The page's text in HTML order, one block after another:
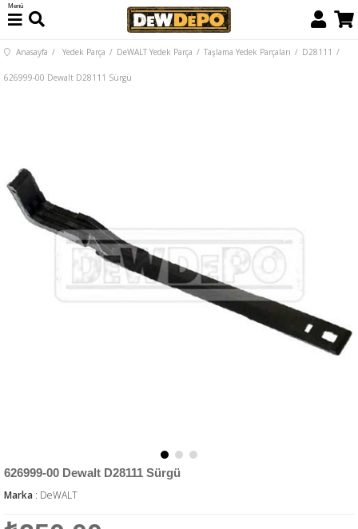
Menü
Anasayfa Yedek Parça DeWALT Yedek Parça Taşlama Yedek Parçaları D28111
626999-00 Dewalt D28111 Sürgü
626999-00 Dewalt D28111 Sürgü
Marka : DeWALT